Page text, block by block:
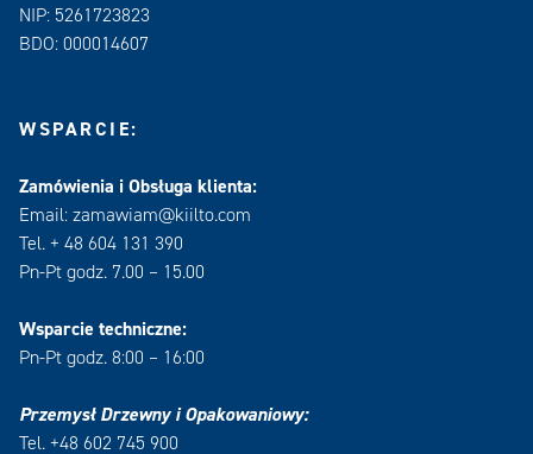
NIP: 5261723823
BDO: 000014607
WSPARCIE:
Zamówienia i Obsługa klienta:
Email: zamawiam@kiilto.com
Tel. + 48 604 131 390
Pn-Pt godz. 7.00 – 15.00
Wsparcie techniczne:
Pn-Pt godz. 8:00 – 16:00
Przemysł Drzewny i Opakowaniowy:
Tel. +48 602 745 900